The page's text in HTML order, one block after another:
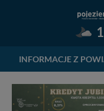
INFORMACJE Z